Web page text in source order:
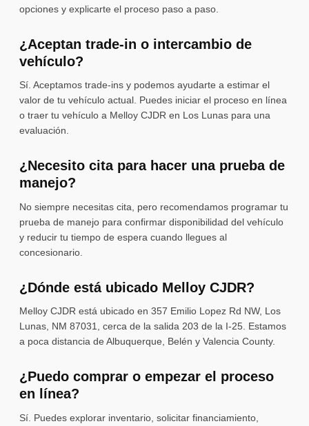
opciones y explicarte el proceso paso a paso.
¿Aceptan trade-in o intercambio de
vehículo?
Sí. Aceptamos trade-ins y podemos ayudarte a estimar el
valor de tu vehículo actual. Puedes iniciar el proceso en línea
o traer tu vehículo a Melloy CJDR en Los Lunas para una
evaluación.
¿Necesito cita para hacer una prueba de
manejo?
No siempre necesitas cita, pero recomendamos programar tu
prueba de manejo para confirmar disponibilidad del vehículo
y reducir tu tiempo de espera cuando llegues al
concesionario.
¿Dónde está ubicado Melloy CJDR?
Melloy CJDR está ubicado en 357 Emilio Lopez Rd NW, Los
Lunas, NM 87031, cerca de la salida 203 de la I-25. Estamos
a poca distancia de Albuquerque, Belén y Valencia County.
¿Puedo comprar o empezar el proceso
en línea?
Sí. Puedes explorar inventario, solicitar financiamiento,